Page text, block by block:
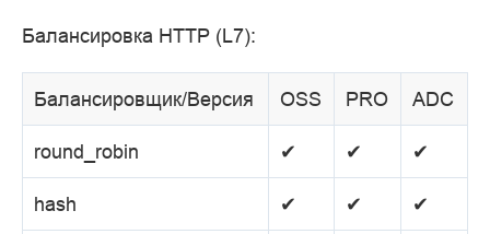
Балансировка HTTP (L7):
Балансировщик/Версия OSS PRO ADC
round_robin ✔ ✔ ✔
hash ✔ ✔ ✔